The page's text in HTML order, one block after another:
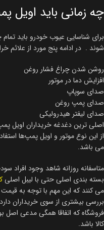
چه زمانی باید
برای شناسایی عیوب خودرو باید
شوند . در ادامه پنج مورد از علائم
روشن شدن چراغ فشار روغن
افزایش دما در موتور
صدای سوپاپ
صدای پمپ روغن
صدای لیفتر هیدرولیکی
اصلی ترین دغدغه خریداران اویل
از این نوع موتور و اویل پمپ‌ها
می باشد.
متاسفانه روزانه شاهد وجود افراد
بسته بندی اصلی حتی با لیبل اصلی
می کنند که این مهم با توجه به قیمت
بررسی بیشتری از سوی خریداران
فروشگاه که اتفاقا همگی مدعی
کالا باشد.